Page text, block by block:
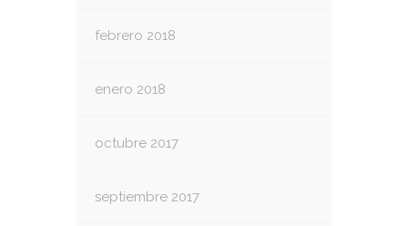
febrero 2018
enero 2018
octubre 2017
septiembre 2017